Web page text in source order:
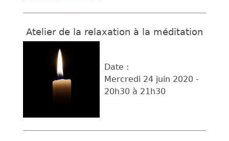
Atelier de la relaxation à la méditation
Date :
Mercredi 24 juin 2020 -
20h30 à 21h30